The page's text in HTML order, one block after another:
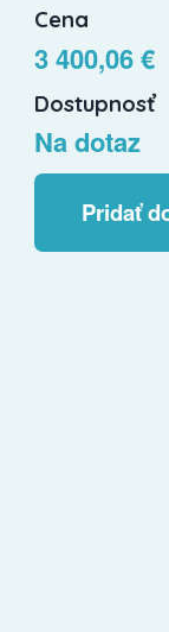
Cena
3 400,06 €
Dostupnosť
Na dotaz
Pridať